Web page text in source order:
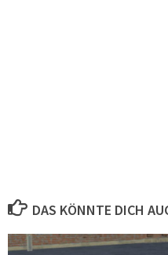
DAS KÖNNTE DICH